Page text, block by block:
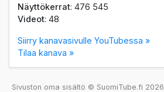
Näyttökerrat: 476 545
Videot: 48
Siirry kanavasivulle YouTubessa »
Tilaa kanava »
Sivuston oma sisältö © SuomiTube.fi 2026